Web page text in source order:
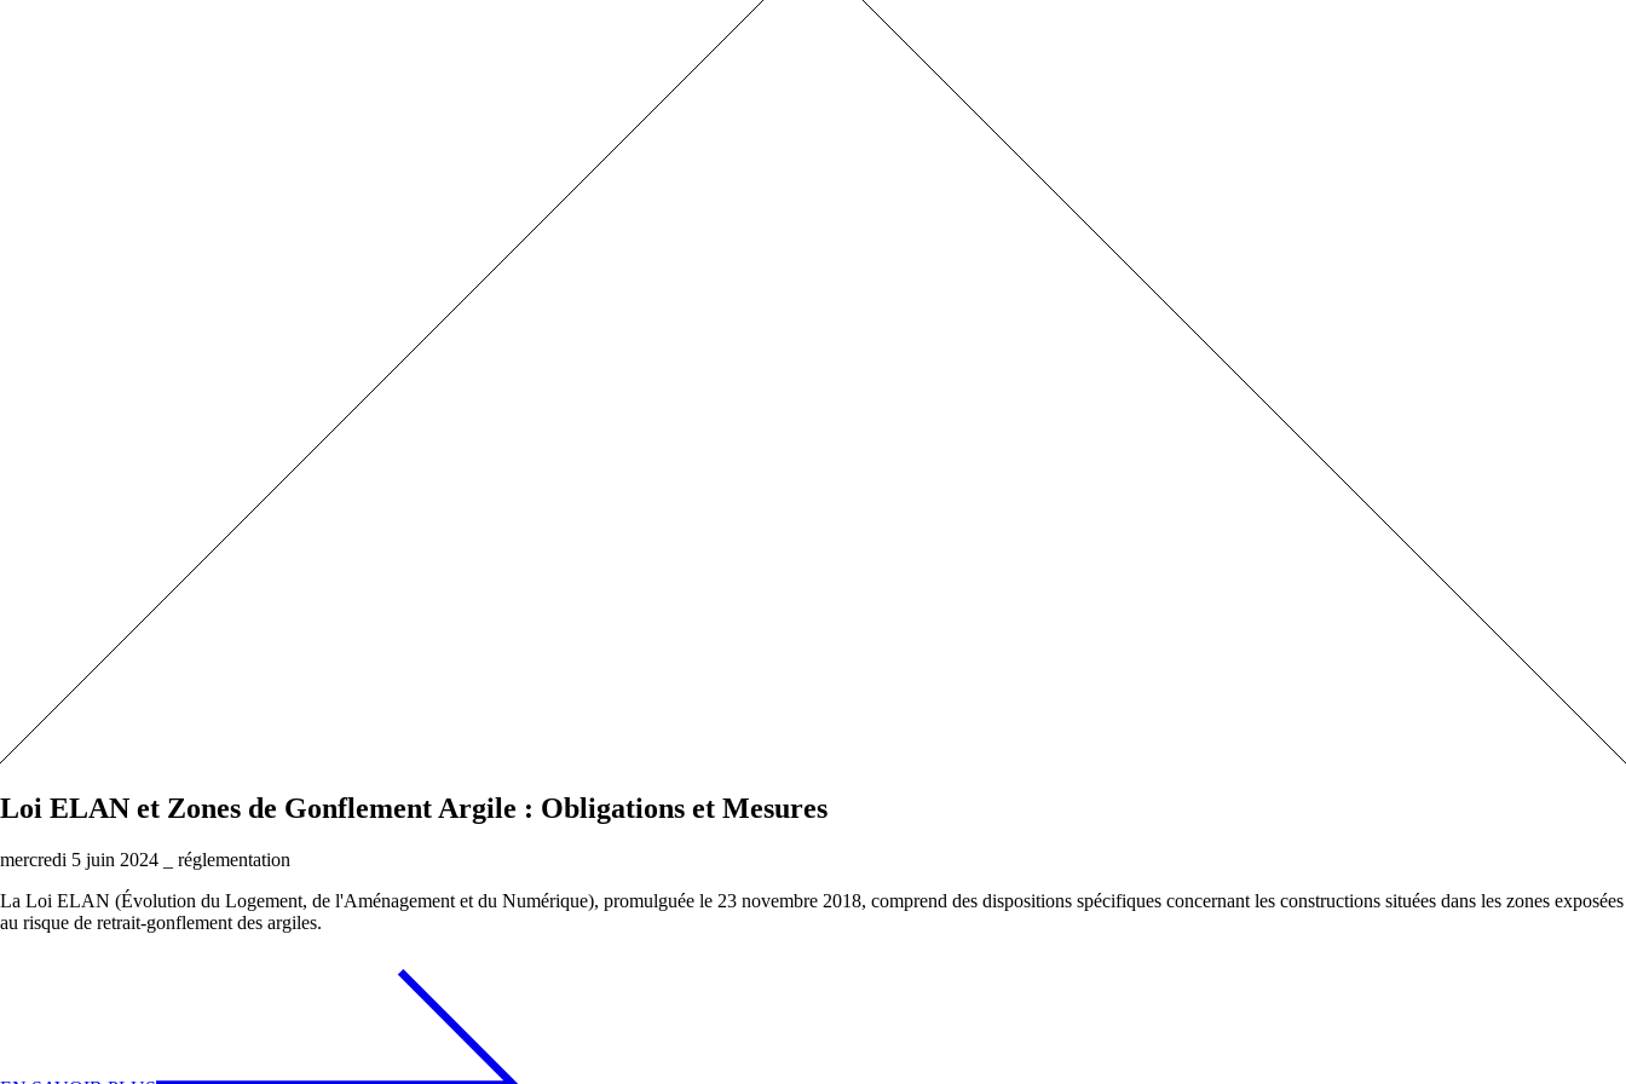
Loi ELAN et Zones de Gonflement Argile : Obligations et Mesures
mercredi 5 juin 2024
réglementation
La Loi ELAN (Évolution du Logement, de l'Aménagement et du Numérique), promulguée le 23 novembre 2018, comprend des dispositions spécifiques concernant les constructions situées dans les zones exposées
au risque de retrait-gonflement des argiles.